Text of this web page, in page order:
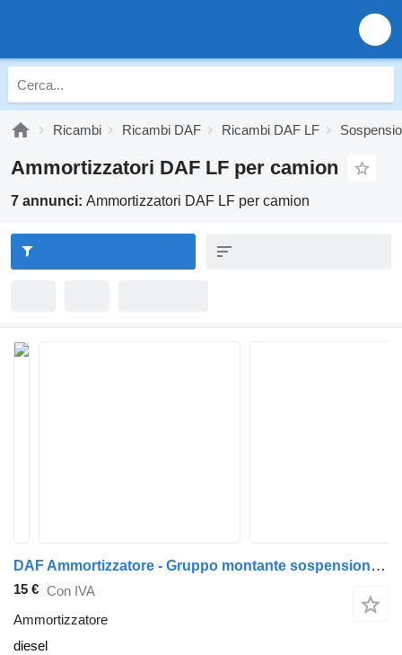
Ricambi Ricambi DAF Ricambi DAF LF
Ammortizzatori DAF LF per camion
7 annunci: Ammortizzatori DAF LF per camion
DAF Ammortizzatore - Gruppo montante sospensione - ANTERIORE SINISTRO per camion DAF LF
15 € Con IVA
Ammortizzatore
diesel